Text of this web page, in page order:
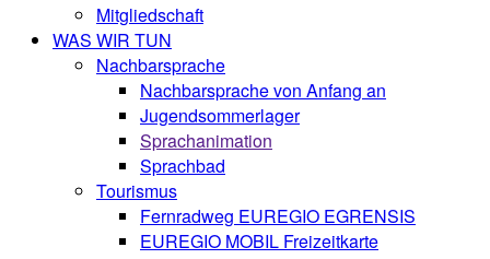
Mitgliedschaft
WAS WIR TUN
Nachbarsprache
Nachbarsprache von Anfang an
Jugendsommerlager
Sprachanimation
Sprachbad
Tourismus
Fernradweg EUREGIO EGRENSIS
EUREGIO MOBIL Freizeitkarte